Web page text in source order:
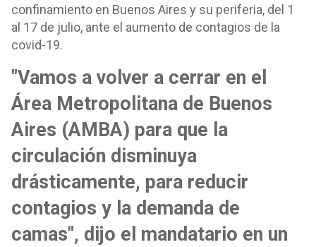
confinamiento en Buenos Aires y su periferia, del 1
al 17 de julio, ante el aumento de contagios de la
covid-19.
"Vamos a volver a cerrar en el
Área Metropolitana de Buenos
Aires (AMBA) para que la
circulación disminuya
drásticamente, para reducir
contagios y la demanda de
camas", dijo el mandatario en un